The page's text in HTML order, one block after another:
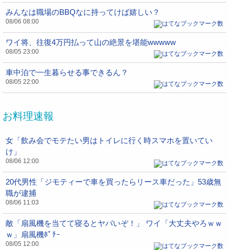
みんなは職場のBBQなに持ってけば嬉しい？
08/06 08:00
ワイ将、往復4万円払って山の絶景を堪能wwwww
08/05 23:00
車中泊で一生暮らせる事できるん？
08/05 22:00
お料理速報
女「飲み会でモテたい男はトイレに行く時スマホを置いてい
け」
08/06 12:00
20代男性「ジモティーで車を買ったらリース車だった」53歳無
職が逮捕
08/06 11:03
敵「扇風機を当てて寝るとヤバいぞ！」 ワイ「大丈夫やろｗｗ
ｗ」扇風機ﾎﾟﾁｰ
08/05 12:00